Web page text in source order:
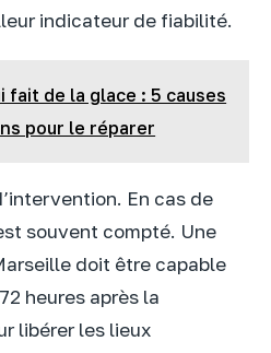
indicateur de fiabilité.
fait de la glace : 5 causes
pour le réparer
En cas de
souvent compté. Une
doit être capable
heures après la
libérer les lieux